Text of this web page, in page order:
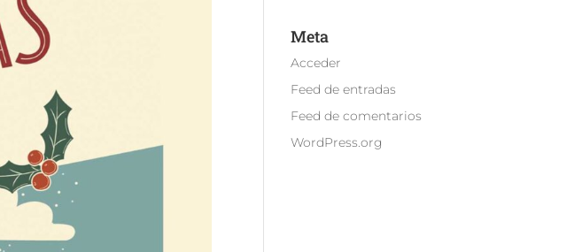
Meta
Acceder
Feed de entradas
Feed de comentarios
WordPress.org